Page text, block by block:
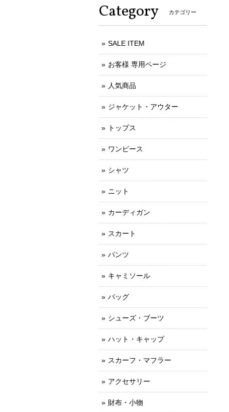
Category カテゴリー
SALE ITEM
お客様 専用ページ
人気商品
ジャケット・アウター
トップス
ワンピース
シャツ
ニット
カーディガン
スカート
パンツ
キャミソール
バッグ
シューズ・ブーツ
ハット・キャップ
スカーフ・マフラー
アクセサリー
財布・小物